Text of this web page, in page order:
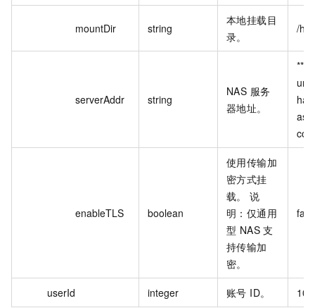
mountDir string
本地挂载目
录。
/
serverAddr string
NAS 服务
器地址。
***-
enableTLS boolean
使用传输加
密方式挂
载。 说
明：仅通用
型 NAS 支
持传输加
密。
userId integer 账号 ID。 100